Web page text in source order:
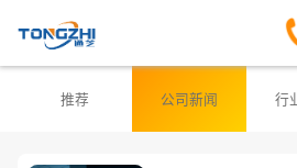
推荐 公司新闻 行